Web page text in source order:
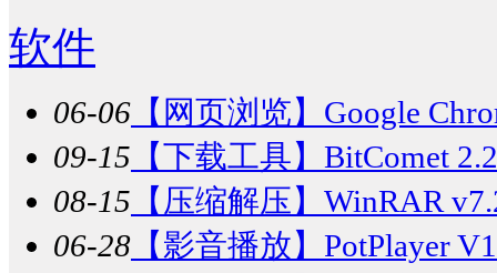
软件
06-06 【网页浏览】 Google
09-15 【下载工具】 BitComet
08-15 【压缩解压】 WinRAR
06-28 【影音播放】 PotPlayer